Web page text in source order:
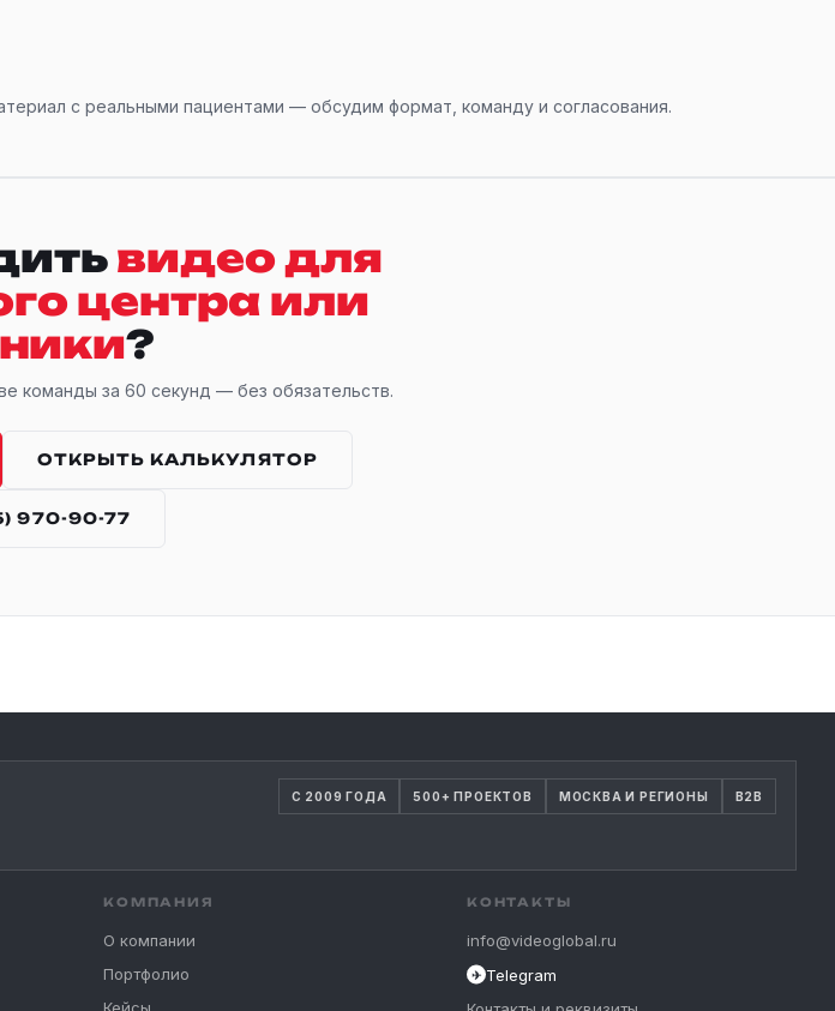
с реальными пациентами — обсудим формат, команду и согласования.
видео для
центра или
?
команды за 60 секунд — без обязательств.
ОТКРЫТЬ КАЛЬКУЛЯТОР
970-90-77
С 2009 ГОДА 500+ ПРОЕКТОВ МОСКВА И РЕГИОНЫ B2B
КОМПАНИЯ
О компании
Портфолио
КОНТАКТЫ
info@videoglobal.ru
✈ Telegram